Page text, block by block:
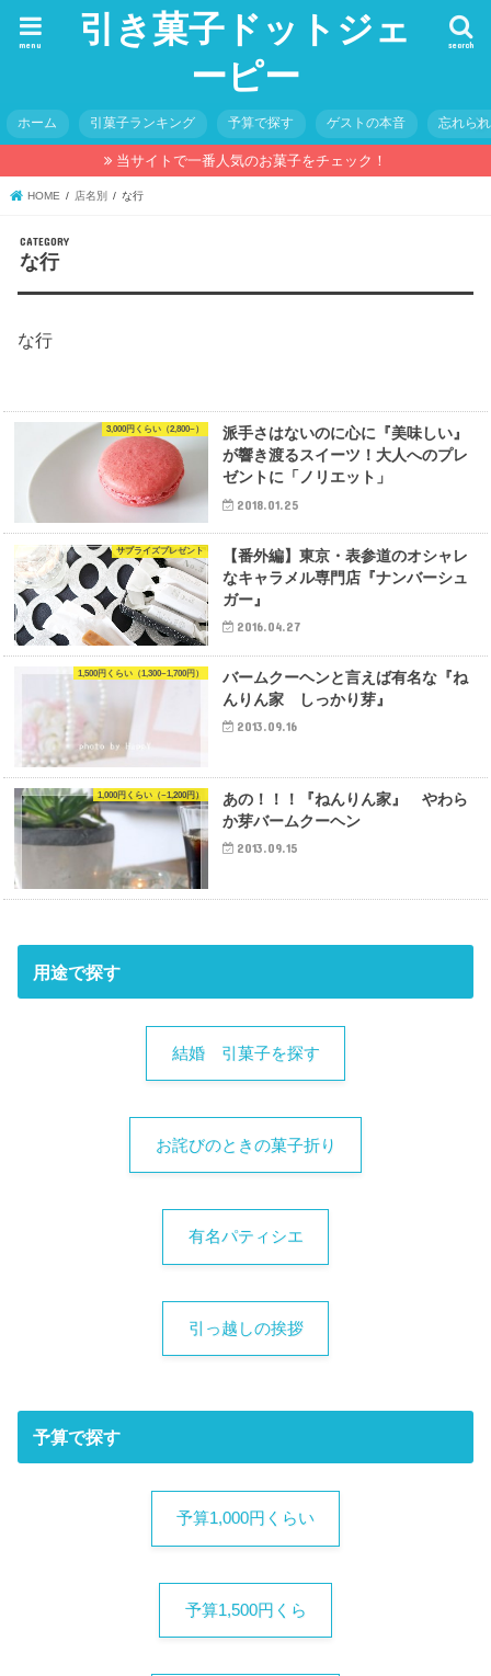
引き菓子ドットジェ
ーピー
search
menu
ホーム 引菓子ランキング 予算で探す ゲストの本音 忘れら
当サイトで一番人気のお菓子をチェック！
HOME 店名別 な行
な行
な行
3,000円くらい（2,800~）
派手さはないのに心に『美味しい』
が響き渡るスイーツ！大人へのプレ
ゼントに「ノリエット」
2018.01.25
サプライズプレゼント
【番外編】東京・表参道のオシャレ
なキャラメル専門店『ナンバーシュ
ガー』
2016.04.27
1,500円くらい（1,300~1,700円）
バームクーヘンと言えば有名な『ね
んりん家 しっかり芽』
2013.09.16
1,000円くらい（~1,200円）
あの！！！『ねんりん家』 やわら
か芽バームクーヘン
2013.09.15
用途で探す
結婚 引菓子を探す
お詫びのときの菓子折り
有名パティシエ
引っ越しの挨拶
予算で探す
予算1,000円くらい
予算1,500円くら